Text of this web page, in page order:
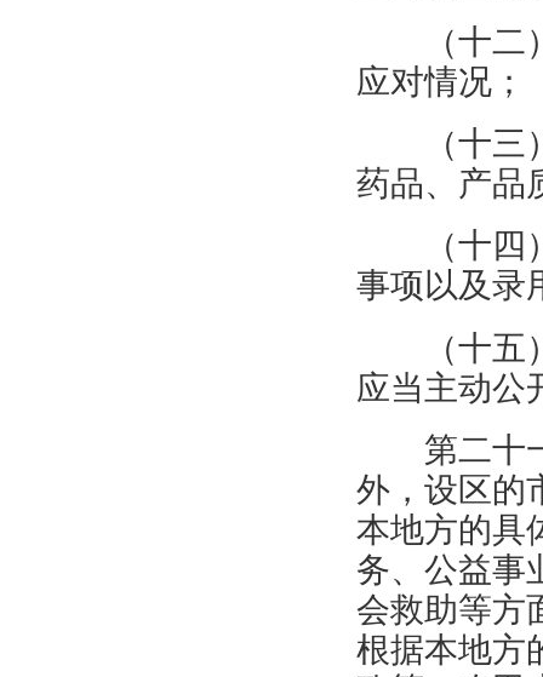
（十
应对情况；
（十
药品、产品
（十
事项以及录
（十
应当主动公
第二十
外，设区的
本地方的具
务、公益事
会救助等方
根据本地方